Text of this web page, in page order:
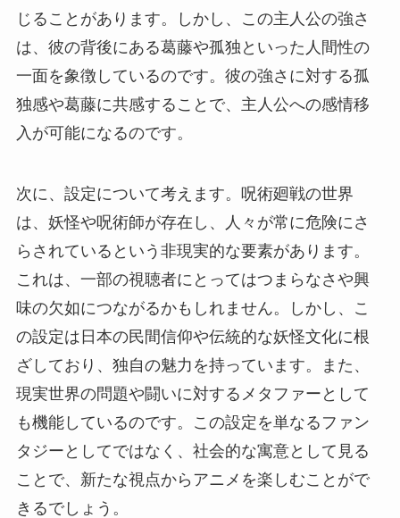
じることがあります。しかし、この主人公の強さ
は、彼の背後にある葛藤や孤独といった人間性の
一面を象徴しているのです。彼の強さに対する孤
独感や葛藤に共感することで、主人公への感情移
入が可能になるのです。
次に、設定について考えます。呪術廻戦の世界
は、妖怪や呪術師が存在し、人々が常に危険にさ
らされているという非現実的な要素があります。
これは、一部の視聴者にとってはつまらなさや興
味の欠如につながるかもしれません。しかし、こ
の設定は日本の民間信仰や伝統的な妖怪文化に根
ざしており、独自の魅力を持っています。また、
現実世界の問題や闘いに対するメタファーとして
も機能しているのです。この設定を単なるファン
タジーとしてではなく、社会的な寓意として見る
ことで、新たな視点からアニメを楽しむことがで
きるでしょう。